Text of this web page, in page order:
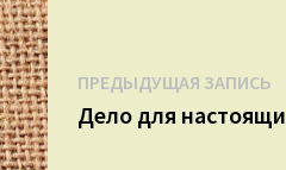
Навигация
по
ПРЕДЫДУЩАЯ ЗАПИСЬ
Дело для